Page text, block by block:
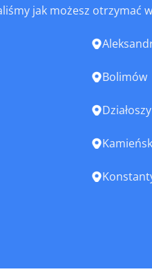
jak możesz otrzymać
Bolimów
Kamieńsk